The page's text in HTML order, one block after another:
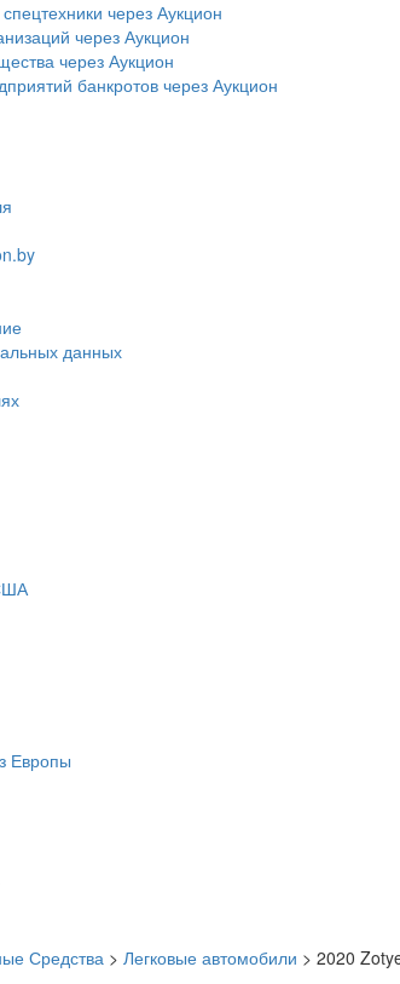
через Аукцион
через Аукцион
через Аукцион
банкротов через Аукцион
данных
Европы
Средства > Легковые автомобили > 2020